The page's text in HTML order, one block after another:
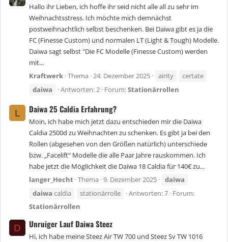
Hallo ihr Lieben, ich hoffe ihr seid nicht alle all zu sehr im
Weihnachtsstress. Ich möchte mich demnächst
postweihnachtlich selbst beschenken. Bei Daiwa gibt es ja die
FC (Finesse Custom) und normalen LT (Light & Tough) Modelle.
Daiwa sagt selbst "Die FC Modelle (Finesse Custom) werden
mit...
Kraftwerk Thema 24. Dezember 2025 airity
certate
daiwa
Antworten: 2 Forum:Stationärrollen
L Daiwa 25 Caldia Erfahrung?
Moin, ich habe mich jetzt dazu entschieden mir die Daiwa
Caldia 2500d zu Weihnachten zu schenken. Es gibt ja bei den
Rollen (abgesehen von den Größen natürlich) unterschiede
bzw. „Facelift“ Modelle die alle Paar Jahre rauskommen. Ich
habe jetzt die Möglichkeit die Daiwa 18 Caldia für 140€ zu...
langer_Hecht Thema 9. Dezember 2025
daiwa
daiwa caldia stationärrolle Antworten: 7 Forum:
Stationärrollen
D Unruiger Lauf Daiwa Steez
Hi, ich habe meine Steez Air TW 700 und Steez Sv TW 1016